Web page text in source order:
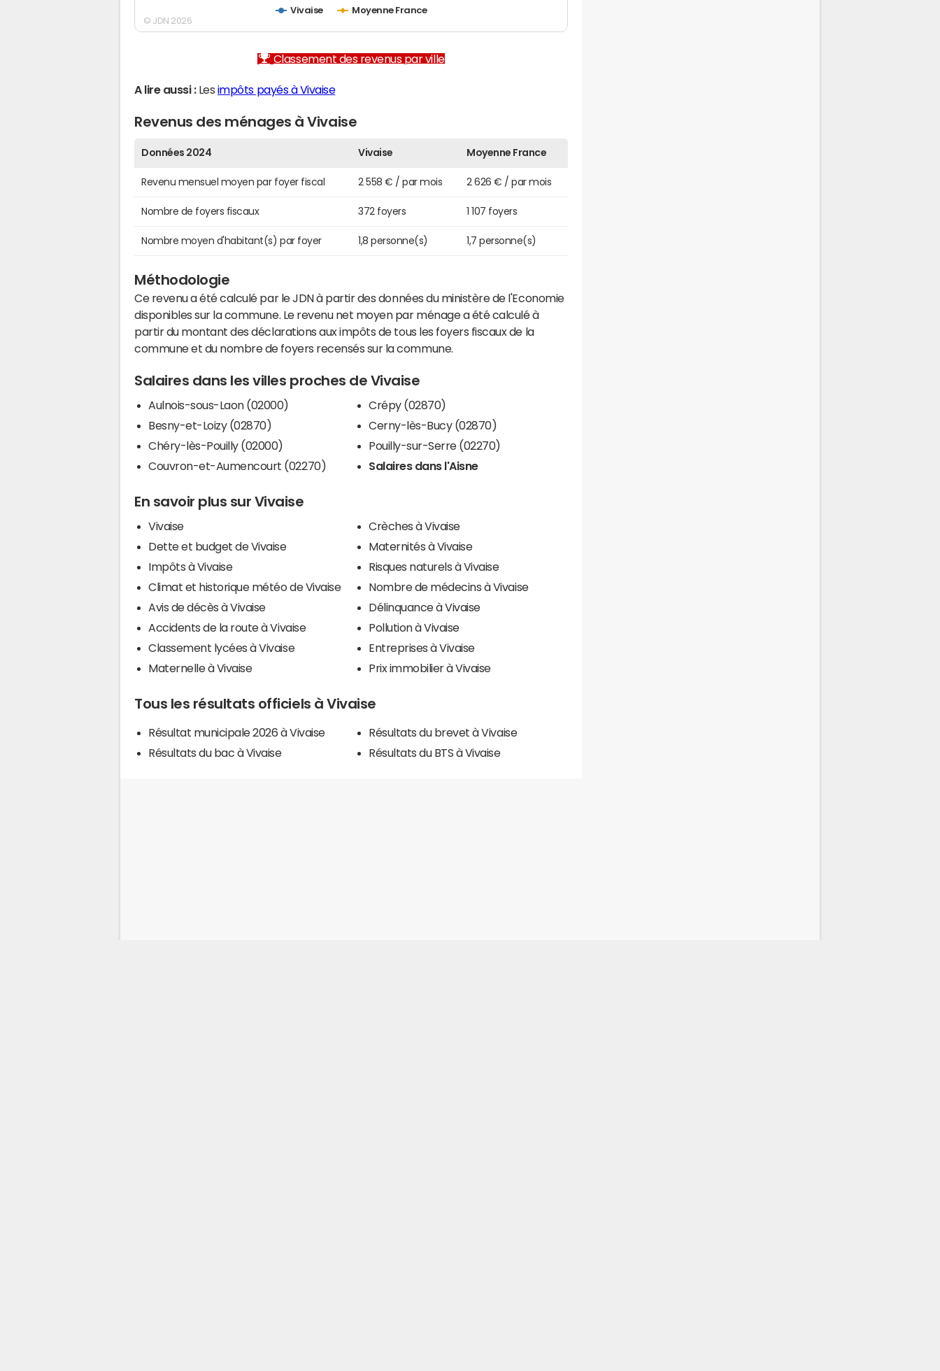
Vivaise Moyenne France
© JDN 2026
Classement des revenus par ville
A lire aussi :Les impôts payés à Vivaise
Revenus des ménages à Vivaise
Données 2024 Vivaise Moyenne France
Revenu mensuel moyen par foyer fiscal 2 558 € / par mois 2 626 € / par mois
Nombre de foyers fiscaux 372 foyers 1 107 foyers
Nombre moyen d'habitant(s) par foyer 1,8 personne(s) 1,7 personne(s)
Méthodologie
Ce revenu a été calculé par le JDN à partir des données du ministère de l'Economie
disponibles sur la commune. Le revenu net moyen par ménage a été calculé à
partir du montant des déclarations aux impôts de tous les foyers fiscaux de la
commune et du nombre de foyers recensés sur la commune.
Salaires dans les villes proches de Vivaise
Aulnois-sous-Laon (02000)
Besny-et-Loizy (02870)
Chéry-lès-Pouilly (02000)
Couvron-et-Aumencourt (02270)
Crépy (02870)
Cerny-lès-Bucy (02870)
Pouilly-sur-Serre (02270)
Salaires dans l'Aisne
En savoir plus sur Vivaise
Vivaise
Dette et budget de Vivaise
Impôts à Vivaise
Climat et historique météo de Vivaise
Avis de décès à Vivaise
Accidents de la route à Vivaise
Classement lycées à Vivaise
Maternelle à Vivaise
Crèches à Vivaise
Maternités à Vivaise
Risques naturels à Vivaise
Nombre de médecins à Vivaise
Délinquance à Vivaise
Pollution à Vivaise
Entreprises à Vivaise
Prix immobilier à Vivaise
Tous les résultats officiels à Vivaise
Résultat municipale 2026 à Vivaise
Résultats du bac à Vivaise
Résultats du brevet à Vivaise
Résultats du BTS à Vivaise